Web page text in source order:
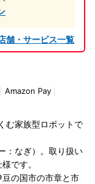
舗・サービス一覧
Amazon Pay
む家族型ロボットで
：なぎ）。取り扱い
です。
の国市の市章と市